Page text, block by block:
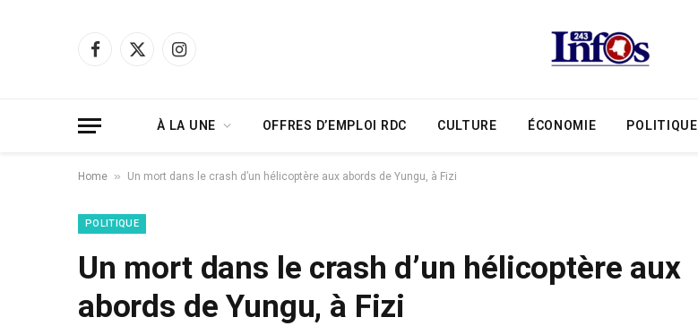
Facebook
X
Instagram
À LA UNE OFFRES D’EMPLOI RDC CULTURE ÉCONOMIE POLITIQUE
Home » Un mort dans le crash d’un hélicoptère aux abords de Yungu, à Fizi
POLITIQUE
Un mort dans le crash d’un hélicoptère aux
abords de Yungu, à Fizi